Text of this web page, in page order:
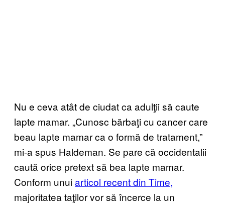
Nu e ceva atât de ciudat ca adulţii să caute
lapte mamar. „Cunosc bărbaţi cu cancer care
beau lapte mamar ca o formă de tratament,”
mi-a spus Haldeman. Se pare că occidentalii
caută orice pretext să bea lapte mamar.
Conform unuiarticol recent din Time,
majoritatea taţilor vor să încerce la un